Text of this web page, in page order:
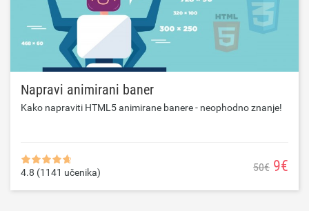
Napravi animirani baner
Kako napraviti HTML5 animirane banere - neophodno znanje!
4.8 (1141 učenika) 50€ 9€